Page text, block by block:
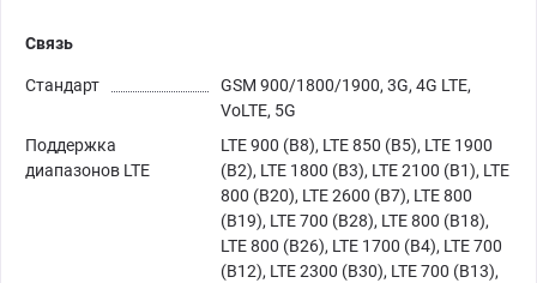
Связь
Стандарт
GSM 900/1800/1900, 3G, 4G LTE,
VoLTE, 5G
Поддержка
диапазонов LTE
LTE 900 (B8), LTE 850 (B5), LTE 1900
(B2), LTE 1800 (B3), LTE 2100 (B1), LTE
800 (B20), LTE 2600 (B7), LTE 800
(B19), LTE 700 (B28), LTE 800 (B18),
LTE 800 (B26), LTE 1700 (B4), LTE 700
(B12), LTE 2300 (B30), LTE 700 (B13),